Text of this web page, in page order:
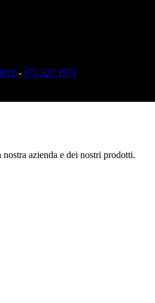
- 075 527 1973
azienda e dei nostri prodotti.